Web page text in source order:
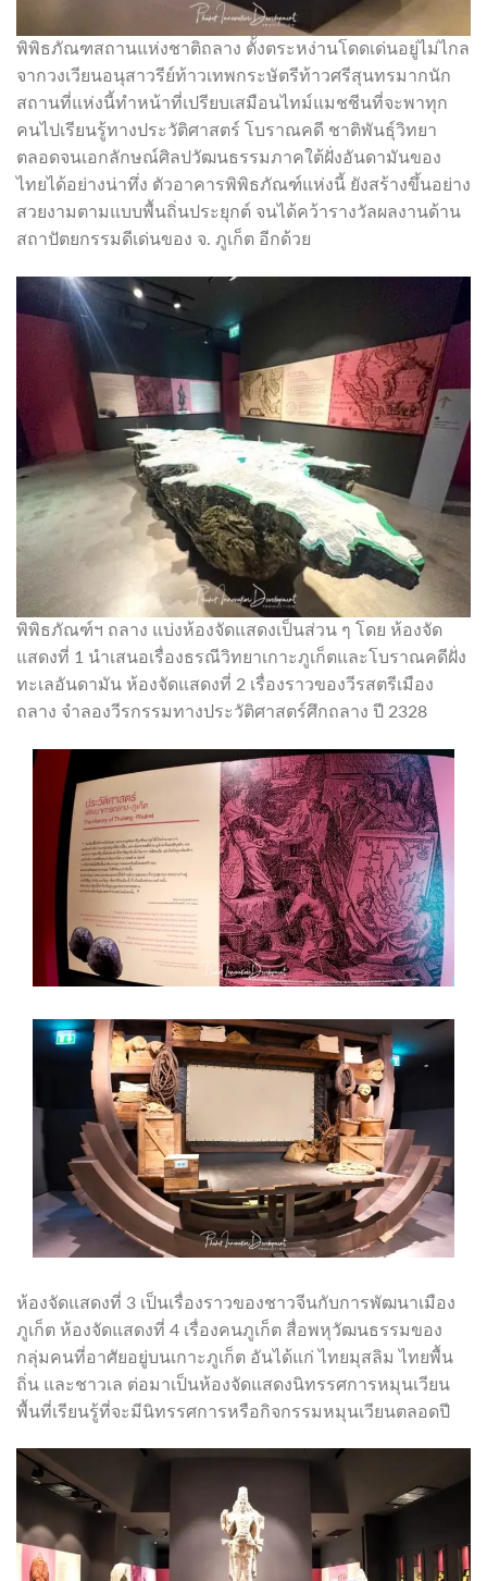
พิพิธภัณฑสถานแห่งชาติถลาง ตั้งตระหง่านโดดเด่นอยู่ไม่ไกล
จากวงเวียนอนุสาวรีย์ท้าวเทพกระษัตรีท้าวศรีสุนทรมากนัก
สถานที่แห่งนี้ทำหน้าที่เปรียบเสมือนไทม์แมชชีนที่จะพาทุก
คนไปเรียนรู้ทางประวัติศาสตร์ โบราณคดี ชาติพันธุ์วิทยา
ตลอดจนเอกลักษณ์ศิลปวัฒนธรรมภาคใต้ฝั่งอันดามันของ
ไทยได้อย่างน่าทึ่ง ตัวอาคารพิพิธภัณฑ์แห่งนี้ ยังสร้างขึ้นอย่าง
สวยงามตามแบบพื้นถิ่นประยุกต์ จนได้คว้ารางวัลผลงานด้าน
สถาปัตยกรรมดีเด่นของ จ. ภูเก็ต อีกด้วย
พิพิธภัณฑ์ฯ ถลาง แบ่งห้องจัดแสดงเป็นส่วน ๆ โดย ห้องจัด
แสดงที่ 1 นำเสนอเรื่องธรณีวิทยาเกาะภูเก็ตและโบราณคดีฝั่ง
ทะเลอันดามัน ห้องจัดแสดงที่ 2 เรื่องราวของวีรสตรีเมือง
ถลาง จำลองวีรกรรมทางประวัติศาสตร์ศึกถลาง ปี 2328
ห้องจัดแสดงที่ 3 เป็นเรื่องราวของชาวจีนกับการพัฒนาเมือง
ภูเก็ต ห้องจัดแสดงที่ 4 เรื่องคนภูเก็ต สื่อพหุวัฒนธรรมของ
กลุ่มคนที่อาศัยอยู่บนเกาะภูเก็ต อันได้แก่ ไทยมุสลิม ไทยพื้น
ถิ่น และชาวเล ต่อมาเป็นห้องจัดแสดงนิทรรศการหมุนเวียน
พื้นที่เรียนรู้ที่จะมีนิทรรศการหรือกิจกรรมหมุนเวียนตลอดปี